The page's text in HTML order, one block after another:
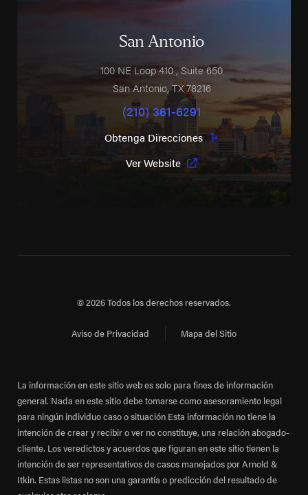
San Antonio
100 NE Loop 410 , Suite 650
San Antonio,TX78216
(210) 361-6291
Obtenga Direcciones
Ver Website
© 2026 Todos los derechos reservados.
Aviso de Privacidad Mapa del Sitio
La información en este sitio web es solo para fines de información
general. Nada en este sitio debe tomarse como asesoramiento legal
para ningún individuo caso o situación Esta información no tiene la
intención de crear y recibir o ver no constituye, una relación abogado-
cliente. Los veredictos y acuerdos que figuran en este sitio tienen la
intención de ser representativos de casos manejados por Arnold &
Itkin. Estas listas no son una garantía o predicción del resultado de